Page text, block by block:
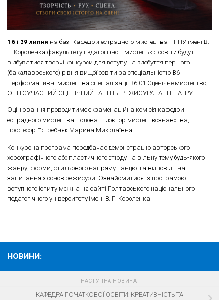
16 і 29 липня на базі Кафедри естрадного мистецтва ПНПУ імені В.
Г. Короленка факультету педагогічної і мистецької освіти будуть
відбуватися творчі конкурси для вступу на здобуття першого
(бакалаврського) рівня вищої освіти за спеціальністю В6
Перформативні мистецтва спеціалізації В6.01 Сценічне мистецтво,
ОПП СУЧАСНИЙ СЦЕНІЧНИЙ ТАНЕЦЬ. РЕЖИСУРА ТАНЦТЕАТРУ.
Оцінювання проводитиме екзаменаційна комісія кафедри
естрадного мистецтва. Голова — доктор мистецтвознавства,
професор Погребняк Марина Миколаївна.
Конкурсна програма передбачає демонстрацію авторського
хореографічного або пластичного етюду на вільну тему будь-якого
жанру, форми, стильового напряму танцю та відповідь на
запитання з основ режисури. Ознайомитися з програмою
вступного іспиту можна на сайті Полтавського національного
педагогічного університету імені В. Г. Короленка.
НОВИНИ:
НАСТУПНА НОВИНА
КАФЕДРА ПОЧАТКОВОЇ ОСВІТИ: КРЕАТИВНІСТЬ ТА